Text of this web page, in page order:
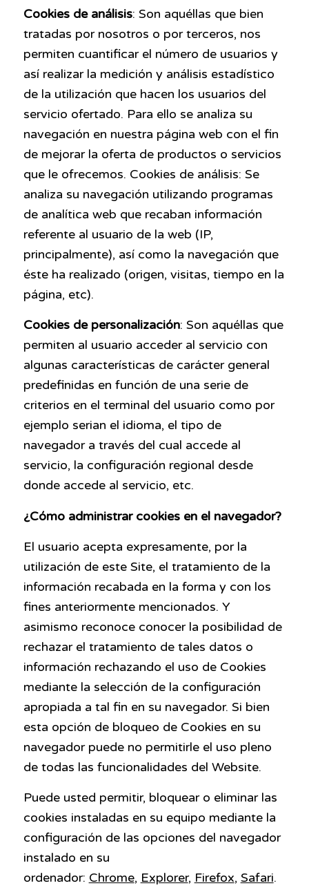
Cookies de análisis: Son aquéllas que bien
tratadas por nosotros o por terceros, nos
permiten cuantificar el número de usuarios y
así realizar la medición y análisis estadístico
de la utilización que hacen los usuarios del
servicio ofertado. Para ello se analiza su
navegación en nuestra página web con el fin
de mejorar la oferta de productos o servicios
que le ofrecemos. Cookies de análisis: Se
analiza su navegación utilizando programas
de analítica web que recaban información
referente al usuario de la web (IP,
principalmente), así como la navegación que
éste ha realizado (origen, visitas, tiempo en la
página, etc).
Cookies de personalización: Son aquéllas que
permiten al usuario acceder al servicio con
algunas características de carácter general
predefinidas en función de una serie de
criterios en el terminal del usuario como por
ejemplo serian el idioma, el tipo de
navegador a través del cual accede al
servicio, la configuración regional desde
donde accede al servicio, etc.
¿Cómo administrar cookies en el navegador?
El usuario acepta expresamente, por la
utilización de este Site, el tratamiento de la
información recabada en la forma y con los
fines anteriormente mencionados. Y
asimismo reconoce conocer la posibilidad de
rechazar el tratamiento de tales datos o
información rechazando el uso de Cookies
mediante la selección de la configuración
apropiada a tal fin en su navegador. Si bien
esta opción de bloqueo de Cookies en su
navegador puede no permitirle el uso pleno
de todas las funcionalidades del Website.
Puede usted permitir, bloquear o eliminar las
cookies instaladas en su equipo mediante la
configuración de las opciones del navegador
instalado en su
ordenador: Chrome, Explorer, Firefox, Safari.